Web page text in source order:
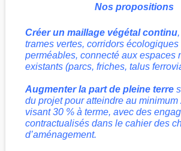
Nos propositions
Créer un maillage végétal continu
trames vertes, corridors
perméables, connecté aux espaces
existants (parcs, friches, talus
Augmenter la part de pleine terre
du projet pour atteindre au minimum
visant 30 % à terme, avec des
contractualisés dans le cahier des
d’aménagement.